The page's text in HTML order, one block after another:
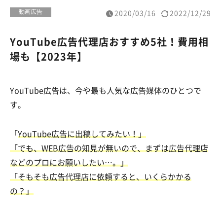
動画広告 2020/03/16 2022/12/29
YouTube広告代理店おすすめ5社！費用相
場も【2023年】
YouTube広告は、今や最も人気な広告媒体のひとつで
す。
「 YouTube広告に出稿してみたい！」
「でも、WEB広告の知見が無いので、まずは広告代理店
などのプロにお願いしたい…。」
「そもそも広告代理店に依頼すると、いくらかかる
の？」